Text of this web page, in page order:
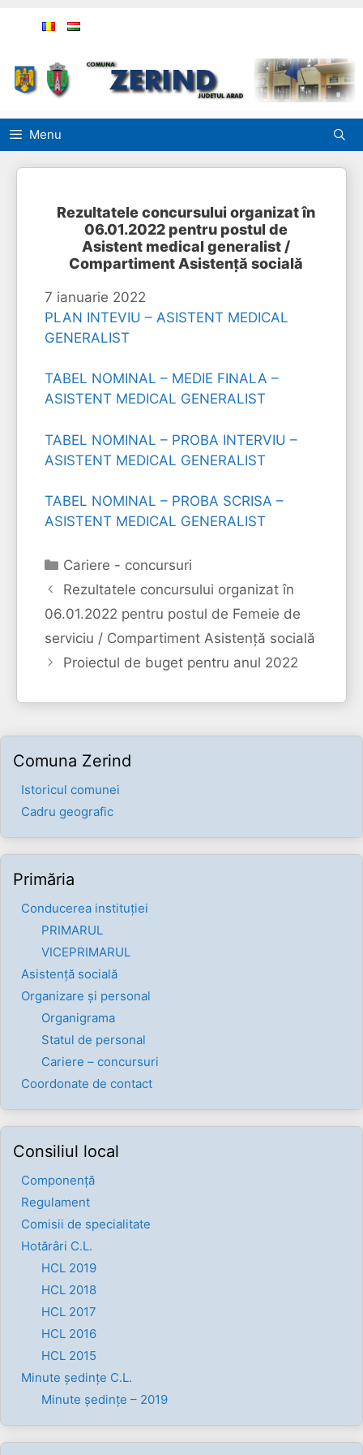
Menu
Rezultatele concursului organizat în
06.01.2022 pentru postul de
Asistent medical generalist /
Compartiment Asistență socială
7 ianuarie 2022
PLAN INTEVIU – ASISTENT MEDICAL
GENERALIST
TABEL NOMINAL – MEDIE FINALA –
ASISTENT MEDICAL GENERALIST
TABEL NOMINAL – PROBA INTERVIU –
ASISTENT MEDICAL GENERALIST
TABEL NOMINAL – PROBA SCRISA –
ASISTENT MEDICAL GENERALIST
Categorii
Cariere - concursuri
Rezultatele concursului organizat în
06.01.2022 pentru postul de Femeie de
serviciu / Compartiment Asistență socială
Proiectul de buget pentru anul 2022
Comuna Zerind
Istoricul comunei
Cadru geografic
Primăria
Conducerea instituției
PRIMARUL
VICEPRIMARUL
Asistență socială
Organizare și personal
Organigrama
Statul de personal
Cariere – concursuri
Coordonate de contact
Consiliul local
Componenţă
Regulament
Comisii de specialitate
Hotărâri C.L.
HCL 2019
HCL 2018
HCL 2017
HCL 2016
HCL 2015
Minute ședințe C.L.
Minute ședințe – 2019